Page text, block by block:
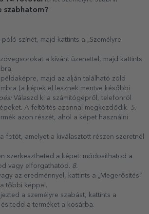
szabhatom?
póló színét, majd kattints a „Személyre
a kívánt üzenettel, majd kattints
majd az alján található zöld
(a képek el lesznek mentve későbbi
Válaszd ki a számítógépről, telefonról
A feltöltés azonnal megkezdődik. 5.
azon részét, ahol a képet használni
fotót, amelyet a kiválasztott részen szeretnél
szerkesztheted a képet: módosíthatod a
vagy elforgathatod. 8.
az eredménnyel, kattints a „Megerősítés”
többi képpel.
a személyre szabást, kattints a
tedd a terméket a kosárba.